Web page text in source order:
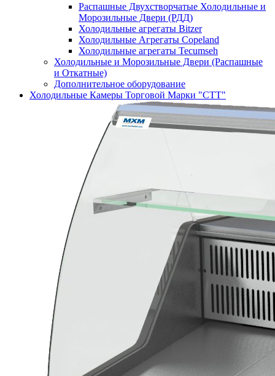
Распашные Двухстворчатые Холодильные и
Морозильные Двери (РДД)
Холодильные агрегаты Bitzer
Холодильные Агрегаты Copeland
Холодильные агрегаты Tecumseh
Холодильные и Морозильные Двери (Распашные
и Откатные)
Дополнительное оборудование
Холодильные Камеры Торговой Марки "СТТ"